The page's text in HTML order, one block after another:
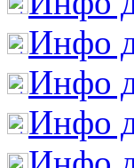
Инфо
Инфо
Инфо